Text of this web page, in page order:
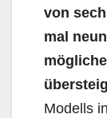
von
mal
Modells